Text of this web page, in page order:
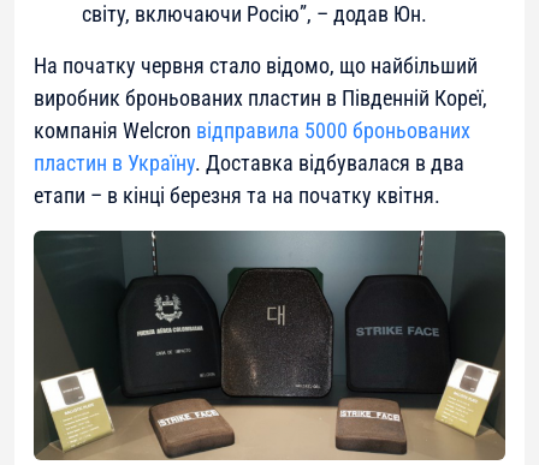
світу, включаючи Росію”, – додав Юн.
На початку червня стало відомо, що найбільший
виробник броньованих пластин в Південній Кореї,
компанія Welcron відправила 5000 броньованих
пластин в Україну. Доставка відбувалася в два
етапи – в кінці березня та на початку квітня.